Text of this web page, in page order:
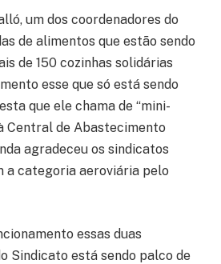
um dos coordenadores do
de alimentos que estão sendo
de 150 cozinhas solidárias
esse que só está sendo
que ele chama de “mini-
Central de Abastecimento
agradeceu os sindicatos
a categoria aeroviária pelo
essas duas
Sindicato está sendo palco de